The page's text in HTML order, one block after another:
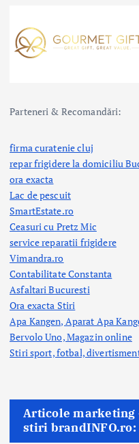
Parteneri & Recomandări:
firma curatenie cluj
repar frigidere la domiciliu
ora exacta
Lac de pescuit
SmartEstate.ro
Ceasuri cu Pretz Mic
service reparatii frigidere
Vimandra.ro
Contabilitate Constanta
Asfaltari Bucuresti
Ora exacta Stiri
Apa Kangen, Aparat Apa
Bervolo Uno, Magazin online
Stiri sport, fotbal,
Articole marketing
stiri brandINFO.ro: